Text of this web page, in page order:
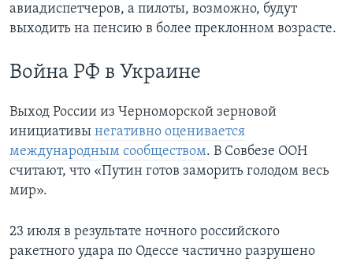
авиадиспетчеров, а пилоты, возможно, будут
выходить на пенсию в более преклонном возрасте.
Война РФ в Украине
Выход России из Черноморской зерновой
инициативы негативно оценивается
международным сообществом. В Совбезе ООН
считают, что «Путин готов заморить голодом весь
мир».
23 июля в результате ночного российского
ракетного удара по Одессе частично разрушено